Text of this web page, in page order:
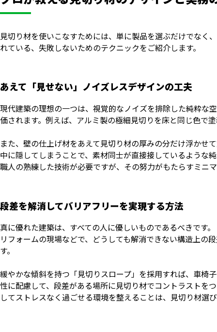
見切り材を使いこなすためには、単に製品を選ぶだけでなく
れている、失敗しないためのテクニックをご紹介します。
あえて「見せない」ノイズレスデザインの工夫
現代建築の理想の一つは、視覚的なノイズを排除した純粋な
価されます。例えば、アルミ製の極細見切りを床と同じ色で
また、壁の仕上げ材をあえて見切り材の厚みの分だけ浮かせ
中に隠してしまうことで、素材同士が直接接しているような
職人の熟練した技術が必要ですが、その努力がもたらすミニ
段差を解消してバリアフリーを実現する方法
真に優れた建築は、すべての人に優しいものであるべきです
リフォームの現場などで、どうしても解消できない構造上の
す。
緩やかな傾斜を持つ「見切りスロープ」を採用すれば、車椅
性に配慮して、段差がある場所に見切り材でコントラストを
してストレスなく過ごせる環境を整えることは、見切り材選